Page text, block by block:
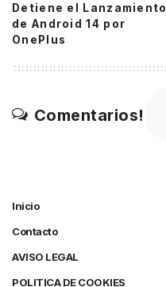
Detiene el Lanzamiento
de Android 14 por
OnePlus
Comentarios!
Inicio
Contacto
AVISO LEGAL
POLITICA DE COOKIES